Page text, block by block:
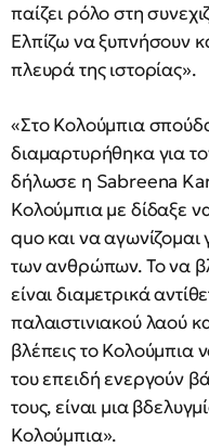
παίζει ρόλο στη
Ελπίζω να ξυπνήσουν
πλευρά της ιστορίας».
«Στο Κολούμπια
διαμαρτυρήθηκα για
δήλωσε η Sabreena
Κολούμπια με δίδαξε
quo και να αγωνίζομαι
των ανθρώπων. Το να
είναι διαμετρικά
παλαιστινιακού λαού
βλέπεις το Κολούμπια
του επειδή ενεργούν
τους, είναι μια
Κολούμπια».